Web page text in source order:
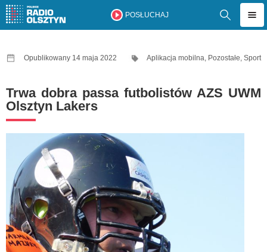
POSŁUCHAJ
Opublikowany 14 maja 2022 Aplikacja mobilna, Pozostałe, Sport
Trwa dobra passa futbolistów AZS UWM
Olsztyn Lakers